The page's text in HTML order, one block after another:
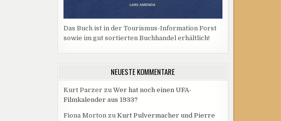
Das Buch ist in der Tourismus-Information Forst
sowie im gut sortierten Buchhandel erhältlich!
NEUESTE KOMMENTARE
Kurt Parzer zu Wer hat noch einen UFA-
Filmkalender aus 1933?
Fiona Mortonzu Kurt Pulvermacher und Pierre